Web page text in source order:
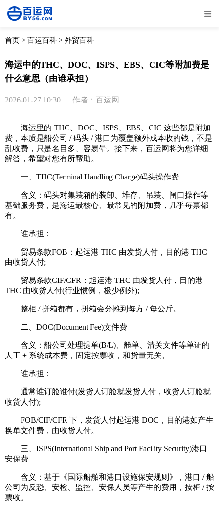
全部 物流资讯
取消
首页 > 百运百科 > 外贸百科
海运中的THC、DOC、ISPS、EBS、CIC等附加费是
什么意思（由谁承担）
2026-01-27 10:30 作者：百运网
海运里的 THC、DOC、ISPS、EBS、CIC 这些都是附加
费，本质是船公司 / 码头 / 港口为覆盖额外成本收的钱，不是
乱收费，只是名目多、容易晕。接下来，百运网将为您详细
解答，希望对您有所帮助。
一、THC(Terminal Handling Charge)码头操作费
含义：码头对集装箱的装卸、堆存、吊装、闸口操作等
基础服务费，是海运最核心、最常见的附加费，几乎每票都
有。
谁承担：
贸易条款FOB：起运港 THC 由发货人付，目的港 THC
由收货人付;
贸易条款CIF/CFR：起运港 THC 由发货人付，目的港
THC 由收货人付(行业惯例，极少例外);
整柜 / 拼箱都有，拼箱会分摊到每方 / 每公斤。
二、DOC(Document Fee)文件费
含义：船公司处理提单(B/L)、舱单、清关文件等单证的
人工 + 系统成本费，固定按票收，和货量无关。
谁承担：
通常谁订舱谁付(发货人订舱就发货人付，收货人订舱就
收货人付);
FOB/CIF/CFR 下，发货人付起运港 DOC，目的港如产生
换单文件费，由收货人付。
三、ISPS(International Ship and Port Facility Security)港口
安保费
含义：基于《国际船舶和港口设施保安规则》，港口 / 船
公司为反恐、安检、监控、安保人员等产生的费用，按柜 / 按
票收。